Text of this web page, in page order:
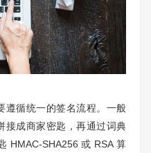
循统一的签名流程。一般
接成商家密匙，再通过词典
HMAC-SHA256 或 RSA 算